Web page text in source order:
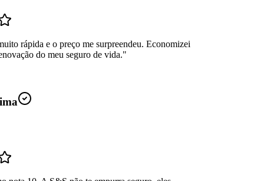
rápida e o preço me surpreendeu. Economizei
do meu seguro de vida."